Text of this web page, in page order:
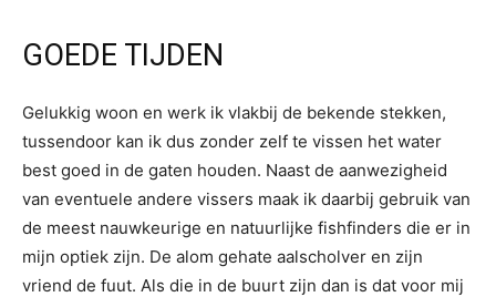
GOEDE TIJDEN
Gelukkig woon en werk ik vlakbij de bekende stekken,
tussendoor kan ik dus zonder zelf te vissen het water
best goed in de gaten houden. Naast de aanwezigheid
van eventuele andere vissers maak ik daarbij gebruik van
de meest nauwkeurige en natuurlijke fishfinders die er in
mijn optiek zijn. De alom gehate aalscholver en zijn
vriend de fuut. Als die in de buurt zijn dan is dat voor mij